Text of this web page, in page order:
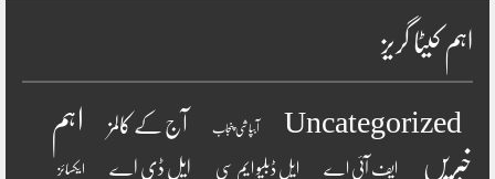
اہم کیٹا گریز
Uncategorized آبپاشی پنجاب آج کے کالمز
اہم
خبریں
ایف آئی اے ایل ڈبلیو ایم سی ایل ڈی اے ایکسائز